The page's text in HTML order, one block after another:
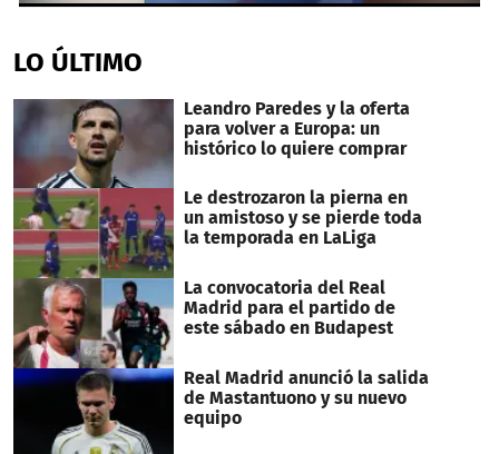
of
23
LO ÚLTIMO
Leandro Paredes y la oferta
para volver a Europa: un
histórico lo quiere comprar
Le destrozaron la pierna en
un amistoso y se pierde toda
la temporada en LaLiga
La convocatoria del Real
Madrid para el partido de
este sábado en Budapest
Real Madrid anunció la salida
de Mastantuono y su nuevo
equipo